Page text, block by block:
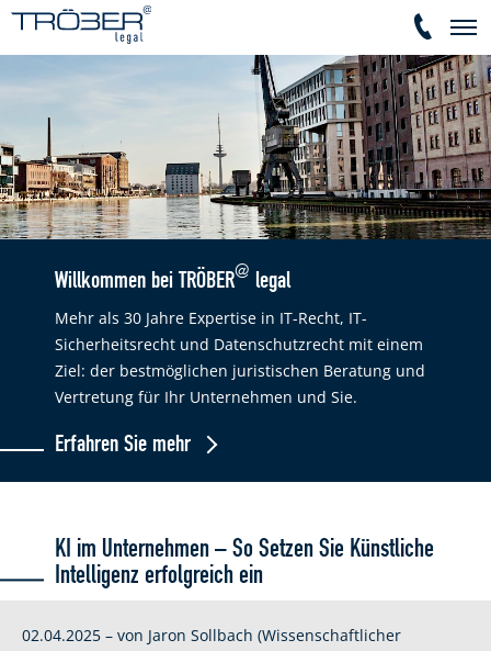
Willkommen bei TRÖBER@ legal
Mehr als 30 Jahre Expertise in IT-Recht, IT-
Sicherheitsrecht und Datenschutzrecht mit einem
Ziel: der bestmöglichen juristischen Beratung und
Vertretung für Ihr Unternehmen und Sie.
Erfahren Sie mehr
KI im Unternehmen – So Setzen Sie Künstliche
Intelligenz erfolgreich ein
02.04.2025 – von Jaron Sollbach (Wissenschaftlicher